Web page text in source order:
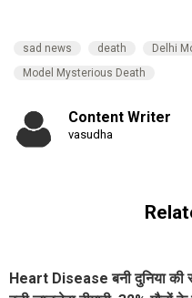
sad news death
Delhi
Model Mysterious Death
Content Writer
vasudha
Heart Disease बनी दुनिया की